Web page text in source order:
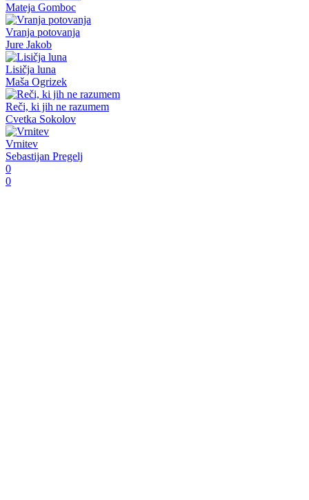
Mateja Gomboc
Vranja potovanja
Jure Jakob
Lisičja luna
Maša Ogrizek
Reči, ki jih ne razumem
Cvetka Sokolov
Vrnitev
Sebastijan Pregelj
0
0